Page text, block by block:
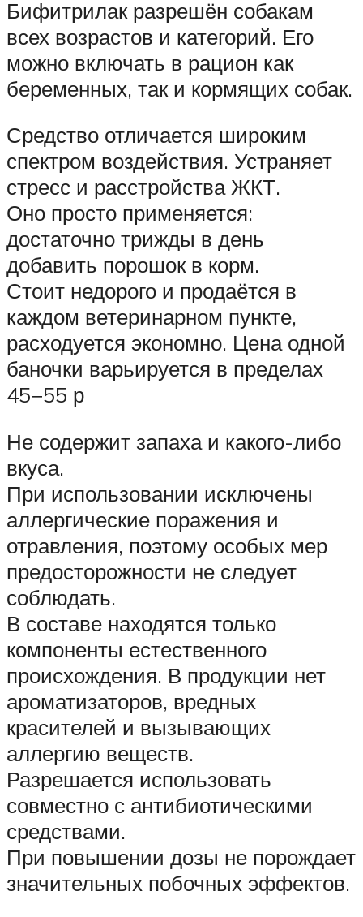
Бифитрилак разрешён собакам
всех возрастов и категорий. Его
можно включать в рацион как
беременных, так и кормящих собак.
Средство отличается широким
спектром воздействия. Устраняет
стресс и расстройства ЖКТ.
Оно просто применяется:
достаточно трижды в день
добавить порошок в корм.
Стоит недорого и продаётся в
каждом ветеринарном пункте,
расходуется экономно. Цена одной
баночки варьируется в пределах
45−55 р
Не содержит запаха и какого-либо
вкуса.
При использовании исключены
аллергические поражения и
отравления, поэтому особых мер
предосторожности не следует
соблюдать.
В составе находятся только
компоненты естественного
происхождения. В продукции нет
ароматизаторов, вредных
красителей и вызывающих
аллергию веществ.
Разрешается использовать
совместно с антибиотическими
средствами.
При повышении дозы не порождает
значительных побочных эффектов.